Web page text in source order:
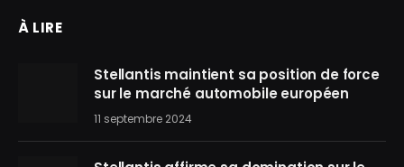
À LIRE
Stellantis maintient sa position de force
sur le marché automobile européen
11 septembre 2024